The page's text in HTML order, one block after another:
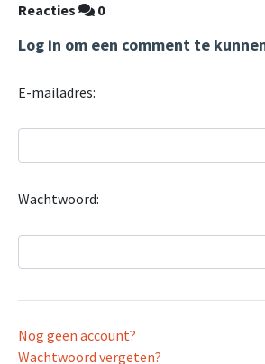
Reacties 0
Log in om een comment te
E-mailadres:
Wachtwoord:
Nog geen account?
Wachtwoord vergeten?